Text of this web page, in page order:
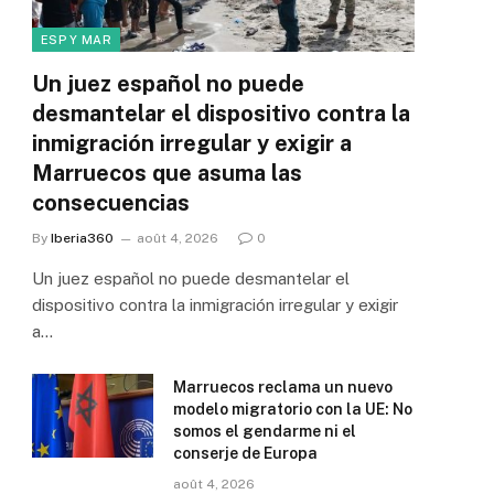
ESP Y MAR
Un juez español no puede
desmantelar el dispositivo contra la
inmigración irregular y exigir a
Marruecos que asuma las
consecuencias
By Iberia360 août 4, 2026 0
Un juez español no puede desmantelar el
dispositivo contra la inmigración irregular y exigir
a…
Marruecos reclama un nuevo
modelo migratorio con la UE: No
somos el gendarme ni el
conserje de Europa
août 4, 2026